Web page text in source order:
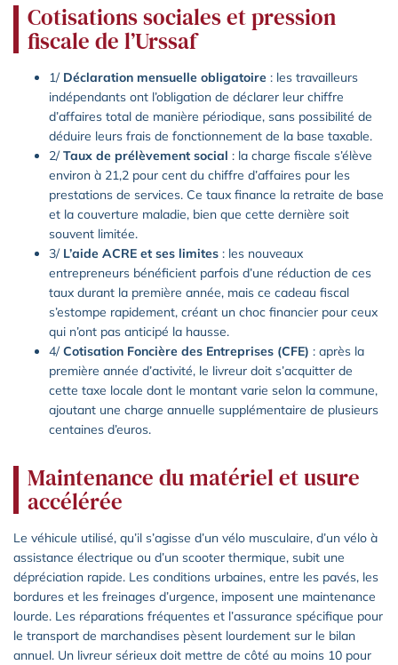
Cotisations sociales et pression
fiscale de l’Urssaf
1/ Déclaration mensuelle obligatoire : les travailleurs
indépendants ont l’obligation de déclarer leur chiffre
d’affaires total de manière périodique, sans possibilité de
déduire leurs frais de fonctionnement de la base taxable.
2/Taux de prélèvement social : la charge fiscale s’élève
environ à 21,2 pour cent du chiffre d’affaires pour les
prestations de services. Ce taux finance la retraite de base
et la couverture maladie, bien que cette dernière soit
souvent limitée.
3/ L’aide ACRE et ses limites : les nouveaux
entrepreneurs bénéficient parfois d’une réduction de ces
taux durant la première année, mais ce cadeau fiscal
s’estompe rapidement, créant un choc financier pour ceux
qui n’ont pas anticipé la hausse.
4/Cotisation Foncière des Entreprises (CFE) : après la
première année d’activité, le livreur doit s’acquitter de
cette taxe locale dont le montant varie selon la commune,
ajoutant une charge annuelle supplémentaire de plusieurs
centaines d’euros.
Maintenance du matériel et usure
accélérée
Le véhicule utilisé, qu’il s’agisse d’un vélo musculaire, d’un vélo à
assistance électrique ou d’un scooter thermique, subit une
dépréciation rapide. Les conditions urbaines, entre les pavés, les
bordures et les freinages d’urgence, imposent une maintenance
lourde. Les réparations fréquentes et l’assurance spécifique pour
le transport de marchandises pèsent lourdement sur le bilan
annuel. Un livreur sérieux doit mettre de côté au moins 10 pour